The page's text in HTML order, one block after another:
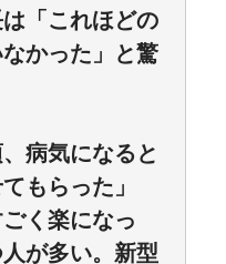
「これほどの
かった」と驚
病気になると
もらった」
く楽になっ
が多い。新型